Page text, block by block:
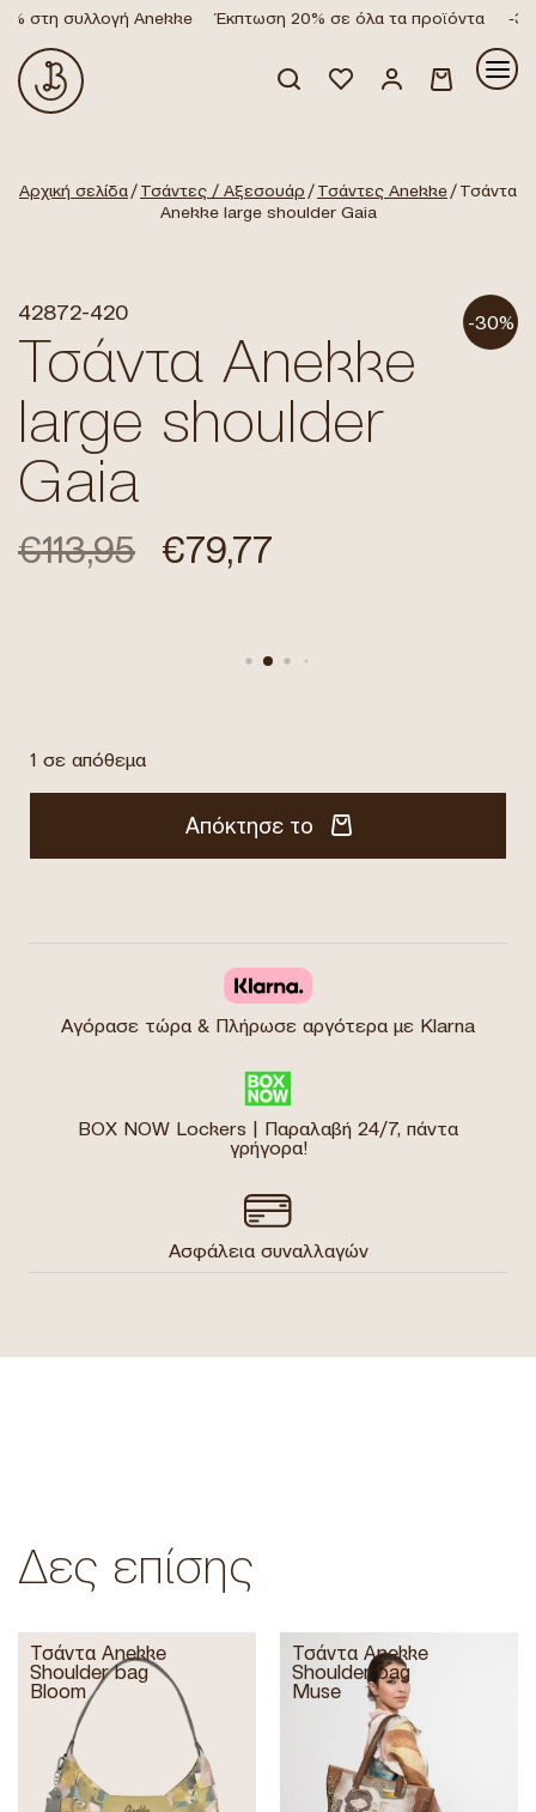
στη συλλογή Anekke Έκπτωση 20% σε όλα τα προϊόντα -
Αρχική σελίδα/Τσάντες / Αξεσουάρ /Τσάντες Anekke/ Τσάντα
Anekke large shoulder Gaia
-30%
42872-420
Τσάντα Anekke
large shoulder
Gaia
€113,95 €79,77
1 σε απόθεμα
Απόκτησε το
Αγόρασε τώρα & Πλήρωσε αργότερα με Klarna
BOX NOW Lockers | Παραλαβή 24/7, πάντα
γρήγορα!
Ασφάλεια συναλλαγών
Δες επίσης
Τσάντα Anekke
Shoulder bag
Bloom
Τσάντα Anekke
Shoulder bag
Muse